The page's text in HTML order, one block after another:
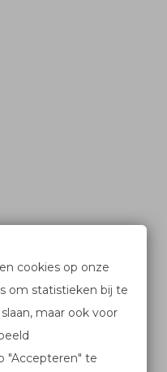
cookies op onze
om statistieken bij te
maar ook voor
"Accepteren" te